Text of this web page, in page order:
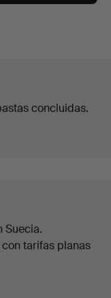
concluidas.
Suecia.
tarifas planas